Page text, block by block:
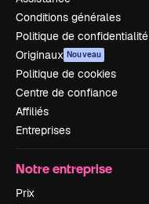
Conditions générales
Politique de confidentialité
Originaux Nouveau
Politique de cookies
Centre de confiance
Affiliés
Entreprises
Notre entreprise
Prix